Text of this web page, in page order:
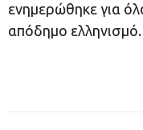
ενημερώθηκε για
απόδημο ελληνισμό.